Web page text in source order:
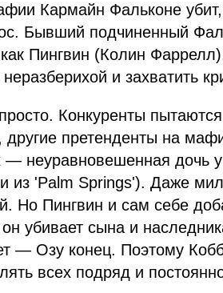
Кармайн Фальконе
Бывший подчиненный
Пингвин (Колин
неразберихой и захватить
Конкуренты
другие претенденты на
— неуравновешенная дочь
из 'Palm Springs'). Даже
Но Пингвин и сам себе
убивает сына и
— Озу конец. Поэтому
всех подряд и